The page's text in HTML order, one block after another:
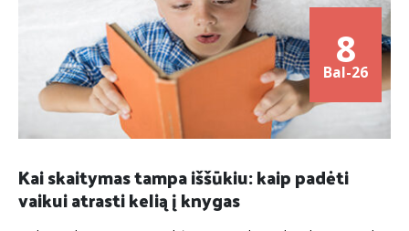
8
Bal-26
Kai skaitymas tampa iššūkiu: kaip padėti
vaikui atrasti kelią į knygas